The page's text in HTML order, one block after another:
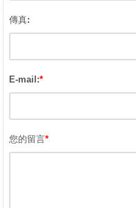
傳真:
E-mail:*
您的留言*